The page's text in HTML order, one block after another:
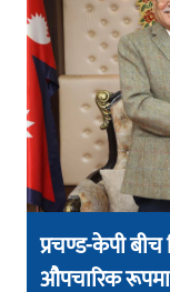
प्रचण्ड-केपी
औपचारिक